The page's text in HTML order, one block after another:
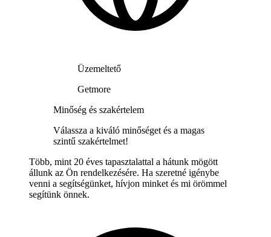
Üzemeltető
Getmore
Minőség és szakértelem
Válassza a kiváló minőséget és a magas
szintű szakértelmet!
Több, mint 20 éves tapasztalattal a hátunk mögött
állunk az Ön rendelkezésére. Ha szeretné igénybe
venni a segítségünket, hívjon minket és mi örömmel
segítünk önnek.